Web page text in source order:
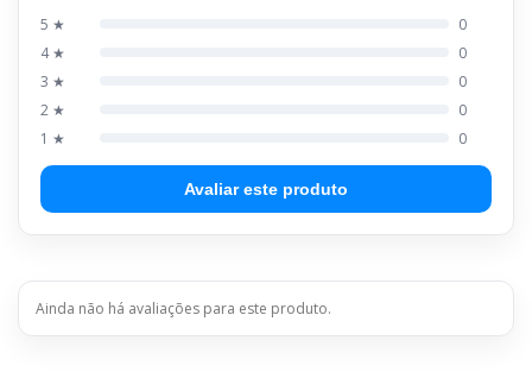
5 ★
0
4 ★
0
3 ★
0
2 ★
0
1 ★
0
Avaliar este produto
Ainda não há avaliações para este produto.